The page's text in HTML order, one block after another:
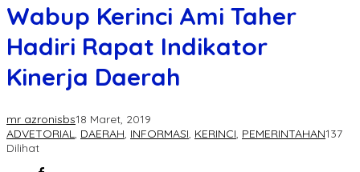
Wabup Kerinci Ami Taher
Hadiri Rapat Indikator
Kinerja Daerah
mr azronisbs18 Maret, 2019
ADVETORIAL, DAERAH, INFORMASI, KERINCI, PEMERINTAHAN137
Dilihat